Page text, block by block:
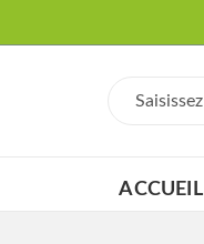
ACCUEIL